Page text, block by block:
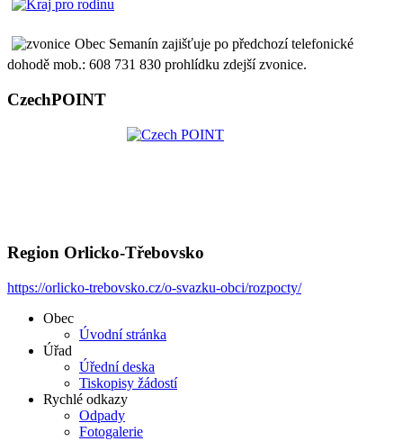
Obec Semanín zajišťuje po předchozí telefonické
dohodě mob.: 608 731 830 prohlídku zdejší zvonice.
CzechPOINT
Region Orlicko-Třebovsko
https://orlicko-trebovsko.cz/o-svazku-obci/rozpocty/
Obec
Úvodní stránka
Úřad
Úřední deska
Tiskopisy žádostí
Rychlé odkazy
Odpady
Fotogalerie